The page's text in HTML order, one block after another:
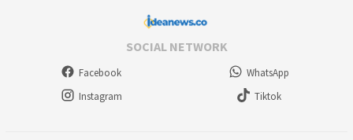
SOCIAL NETWORK
Facebook
WhatsApp
Instagram
Tiktok